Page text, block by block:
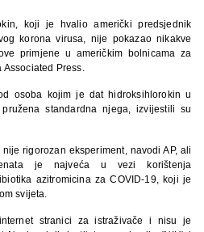
koji je hvalio američki predsjednik
korona virusa, nije pokazao nikakve
primjene u američkim bolnicama za
Press.
osoba kojim je dat hidroksihlorokin u
standardna njega, izvijestili su
rigorozan eksperiment, navodi AP, ali
je najveća u vezi korištenja
azitromicina za COVID-19, koji je
svijeta.
stranici za istraživače i nisu je